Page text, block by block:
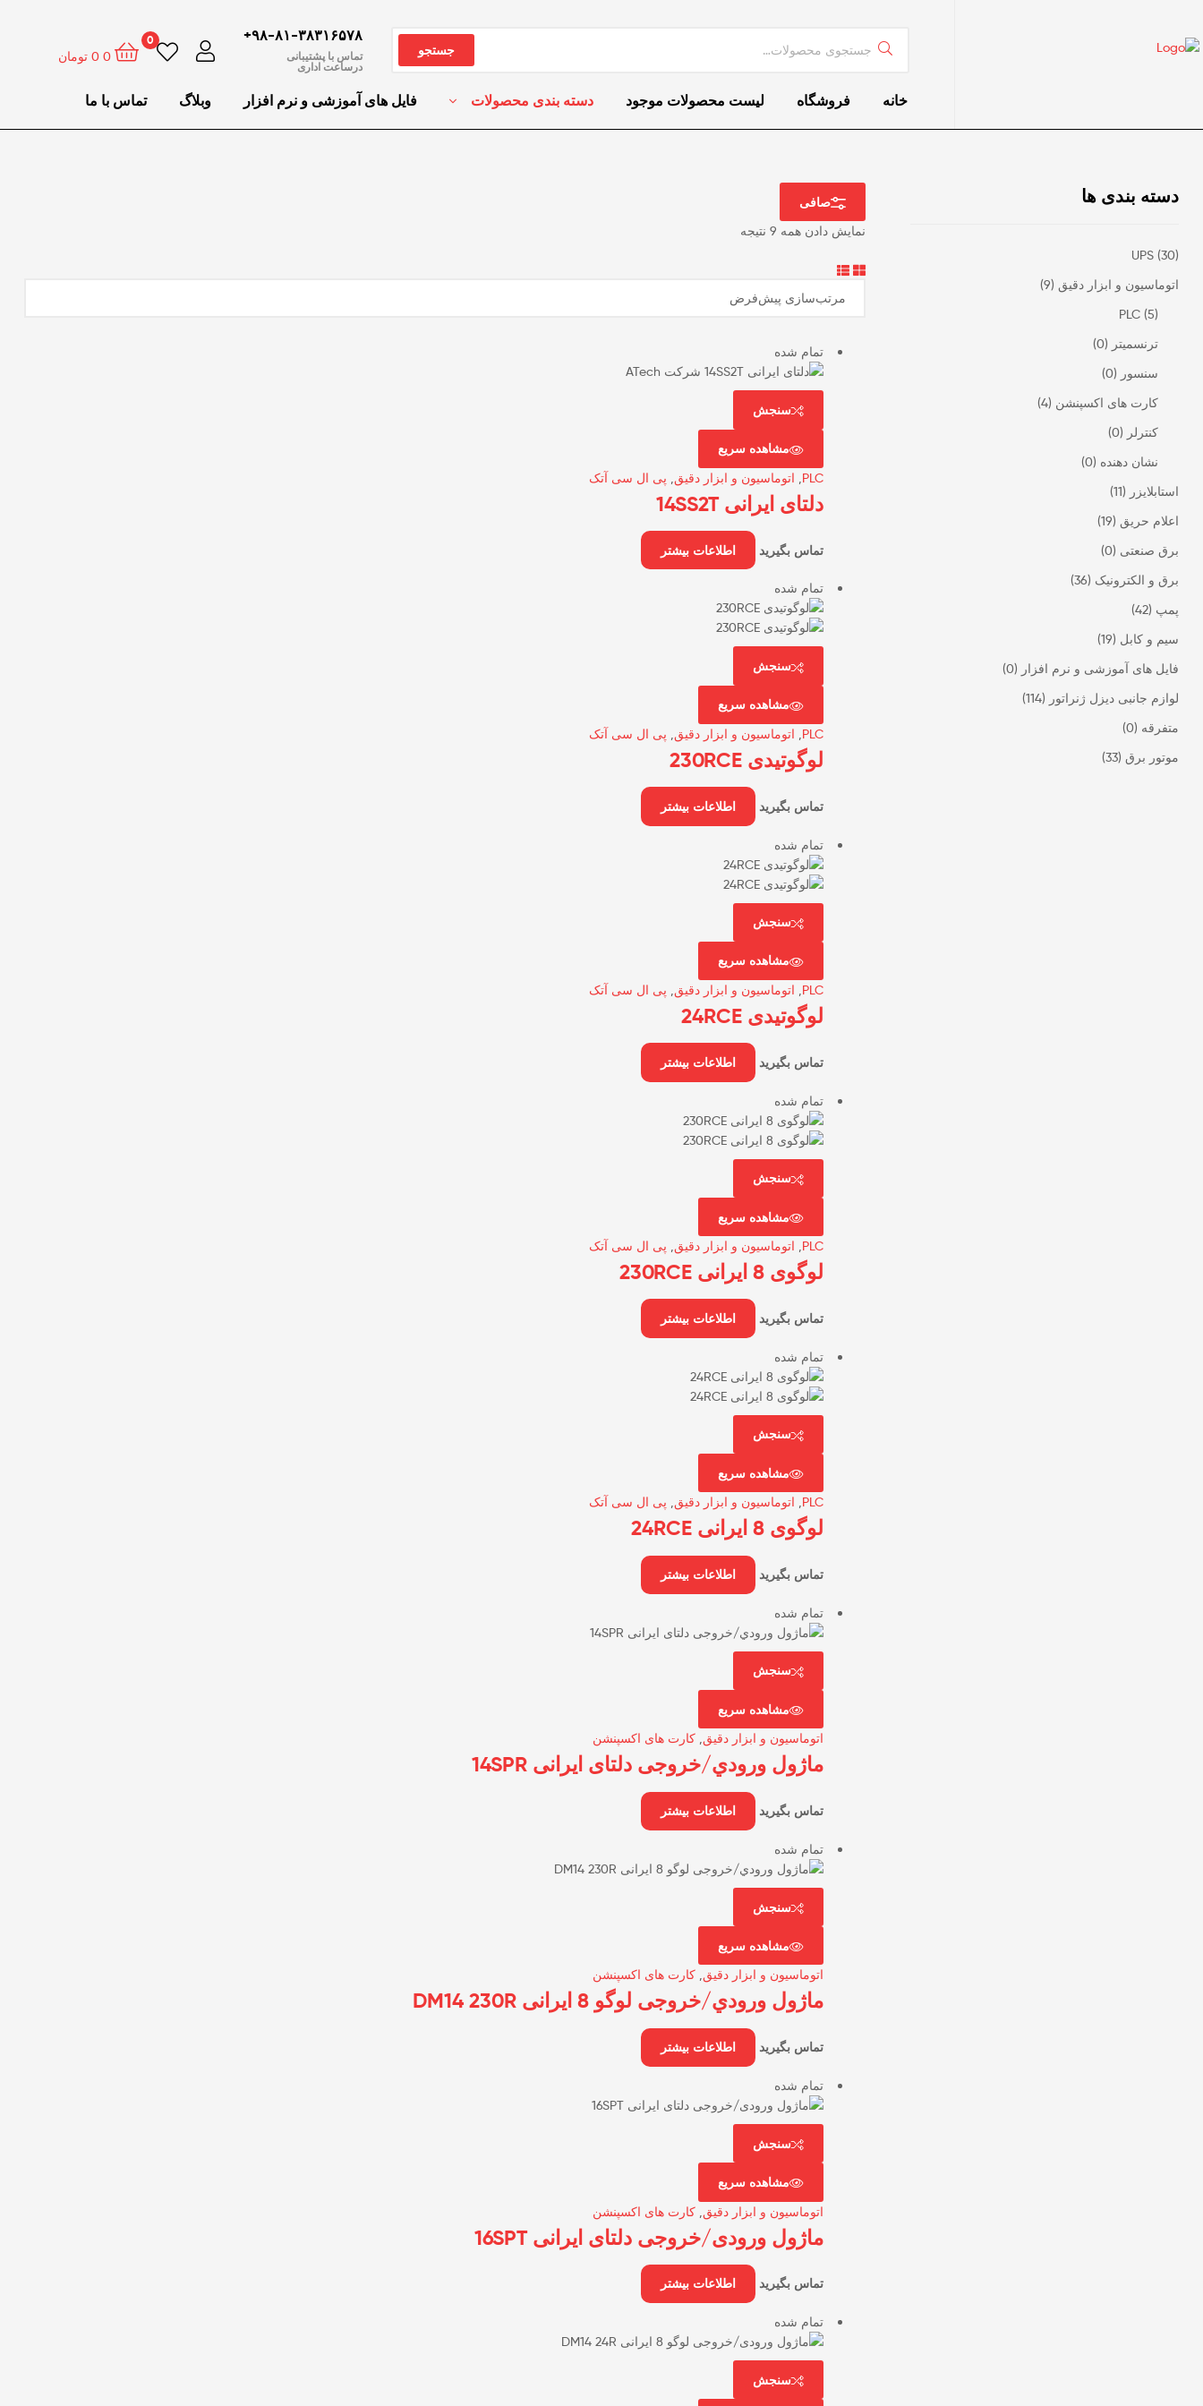
جستجو
۹۸-۸۱-۳۸۳۱۶۵۷۸+
تماس با پشتیبانی
درساعت اداری
0
0
0 تومان
خانه فروشگاه لیست محصولات موجود دسته بندی محصولات فایل های آموزشی و نرم افزار وبلاگ تماس با ما
صافی
نمایش دادن همه 9 نتیجه
تمام شده
سنجش
مشاهده سریع
PLC اتوماسیون و ابزار دقیق پی ال سی آتک
دلتای ایرانی 14SS2T
تماس بگیرید اطلاعات بیشتر
تمام شده
سنجش
مشاهده سریع
PLC اتوماسیون و ابزار دقیق پی ال سی آتک
لوگوتیدی 230RCE
تماس بگیرید اطلاعات بیشتر
تمام شده
سنجش
مشاهده سریع
PLC اتوماسیون و ابزار دقیق پی ال سی آتک
لوگوتیدی 24RCE
تماس بگیرید اطلاعات بیشتر
تمام شده
سنجش
مشاهده سریع
PLC اتوماسیون و ابزار دقیق پی ال سی آتک
لوگوی 8 ایرانی 230RCE
تماس بگیرید اطلاعات بیشتر
تمام شده
سنجش
مشاهده سریع
PLC اتوماسیون و ابزار دقیق پی ال سی آتک
لوگوی 8 ایرانی 24RCE
تماس بگیرید اطلاعات بیشتر
تمام شده
سنجش
مشاهده سریع
اتوماسیون و ابزار دقیق کارت های اکسپنشن
ماژول ورودي/خروجی دلتای ایرانی 14SPR
تماس بگیرید اطلاعات بیشتر
تمام شده
سنجش
مشاهده سریع
اتوماسیون و ابزار دقیق, کارت های اکسپنشن
ﻣﺎژول ورودي/ﺧﺮوﺟﯽ ﻟﻮﮔﻮ 8 ایرانی DM14 230R
تماس بگیرید اطلاعات بیشتر
تمام شده
سنجش
مشاهده سریع
اتوماسیون و ابزار دقیق کارت های اکسپنشن
ماژول ورودی/خروجی دلتای ایرانی 16SPT
تماس بگیرید اطلاعات بیشتر
تمام شده
سنجش
دسته بندی ها
UPS (30)
اتوماسیون و ابزار دقیق (9)
PLC (5)
ترنسمیتر (0)
سنسور (0)
کارت های اکسپنشن (4)
کنترلر (0)
نشان دهنده (0)
استابلایزر (11)
اعلام حریق (19)
برق صنعتی (0)
برق و الکترونیک (36)
پمپ (42)
سیم و کابل (19)
فایل های آموزشی و نرم افزار (0)
لوازم جانبی دیزل ژنراتور (114)
متفرقه (0)
موتور برق (33)